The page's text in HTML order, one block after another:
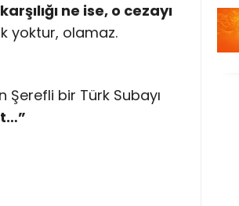
ne ise, o cezayı
yoktur, olamaz.
Şerefli bir Türk Subayı